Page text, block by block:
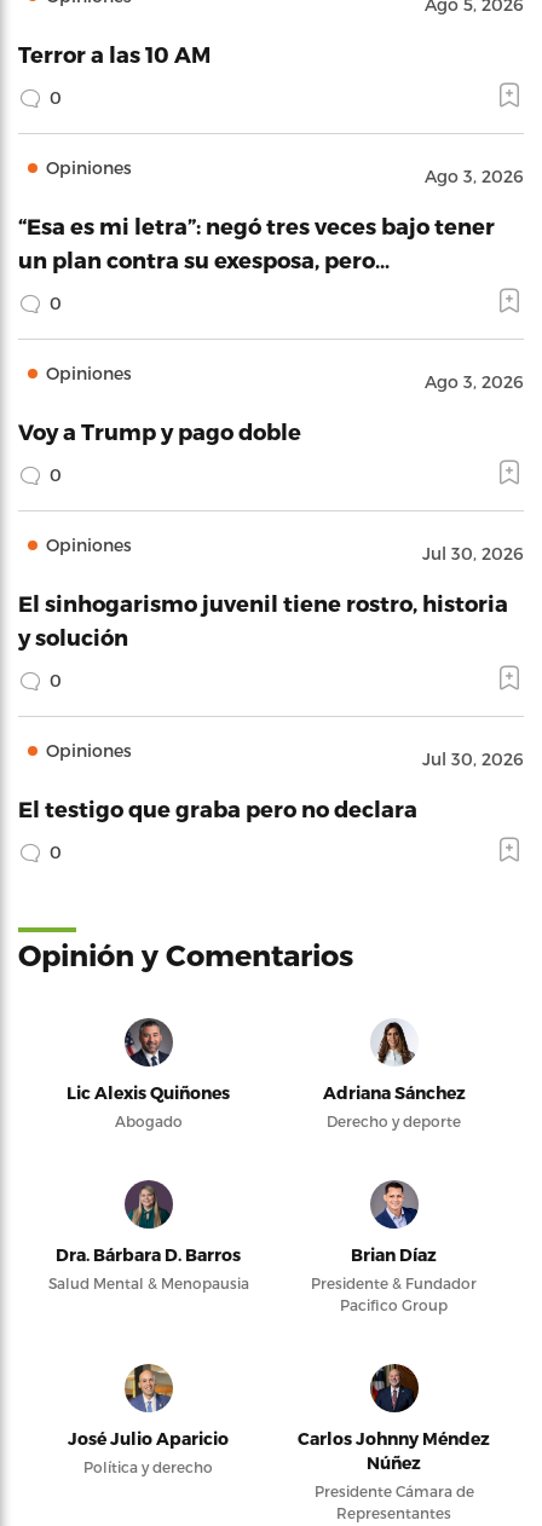
Ago 5, 2026
Terror a las 10 AM
0
Opiniones Ago 3, 2026
“Esa es mi letra”: negó tres veces bajo tener
un plan contra su exesposa, pero…
0
Opiniones Ago 3, 2026
Voy a Trump y pago doble
0
Opiniones Jul 30, 2026
El sinhogarismo juvenil tiene rostro, historia
y solución
0
Opiniones Jul 30, 2026
El testigo que graba pero no declara
0
Opinión y Comentarios
Lic Alexis Quiñones
Abogado
Adriana Sánchez
Derecho y deporte
Dra. Bárbara D. Barros
Salud Mental & Menopausia
Brian Díaz
Presidente & Fundador
Pacifico Group
José Julio Aparicio
Política y derecho
Carlos Johnny Méndez
Núñez
Presidente Cámara de
Representantes